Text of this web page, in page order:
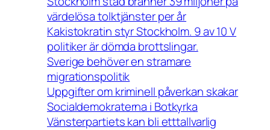
värdelösa tolktjänster per år
Kakistokratin styr Stockholm. 9 av 10 V
politiker är dömda brottslingar.
Sverige behöver en stramare
migrationspolitik
Uppgifter om kriminell påverkan skakar
Socialdemokraterna i Botkyrka
Vänsterpartiets kan bli etttallvarlig